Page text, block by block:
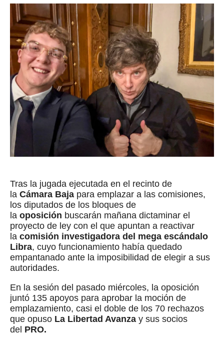
Tras la jugada ejecutada en el recinto de
la Cámara Baja para emplazar a las comisiones,
los diputados de los bloques de
la oposición buscarán mañana dictaminar el
proyecto de ley con el que apuntan a reactivar
la comisión investigadora del mega escándalo
Libra, cuyo funcionamiento había quedado
empantanado ante la imposibilidad de elegir a sus
autoridades.
En la sesión del pasado miércoles, la oposición
juntó 135 apoyos para aprobar la moción de
emplazamiento, casi el doble de los 70 rechazos
que opuso La Libertad Avanza y sus socios
del PRO.